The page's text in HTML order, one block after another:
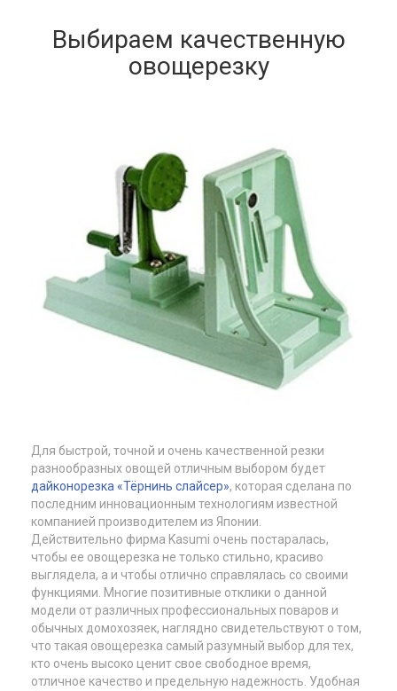
Выбираем качественную
овощерезку
Для быстрой, точной и очень качественной резки
разнообразных овощей отличным выбором будет
дайконорезка «Тёрнинь слайсер», которая сделана по
последним инновационным технологиям известной
компанией производителем из Японии.
Действительно фирма Kasumi очень постаралась,
чтобы ее овощерезка не только стильно, красиво
выглядела, а и чтобы отлично справлялась со своими
функциями. Многие позитивные отклики о данной
модели от различных профессиональных поваров и
обычных домохозяек, наглядно свидетельствуют о том,
что такая овощерезка самый разумный выбор для тех,
кто очень высоко ценит свое свободное время,
отличное качество и предельную надежность. Удобная